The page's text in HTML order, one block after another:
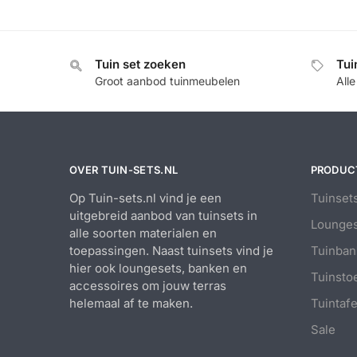
Tuin set zoeken
Groot aanbod tuinmeubelen
OVER TUIN-SETS.NL
Op Tuin-sets.nl vind je een
uitgebreid aanbod van tuinsets in
alle soorten materialen en
toepassingen. Naast tuinsets vind je
hier ook loungesets, banken en
accessoires om jouw terras
helemaal af te maken.
Sale